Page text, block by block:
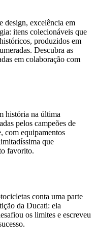
design, excelência em
itens colecionáveis ​​que
produzidos em
Descubra as
em colaboração com
história na última
pelos campeões de
com equipamentos
que
favorito.
conta uma parte
da Ducati: ela
os limites e escreveu